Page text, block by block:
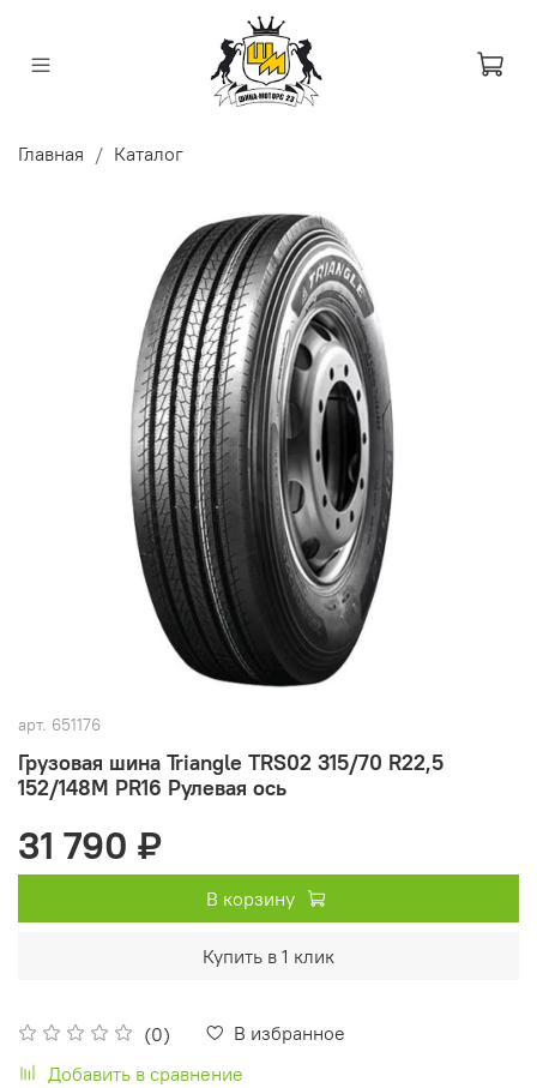
Главная Каталог
арт. 651176
Грузовая шина Triangle TRS02 315/70 R22,5
152/148M PR16 Рулевая ось
(0)
В избранное
Добавить в сравнение
31 790 ₽
В корзину
Купить в 1 клик